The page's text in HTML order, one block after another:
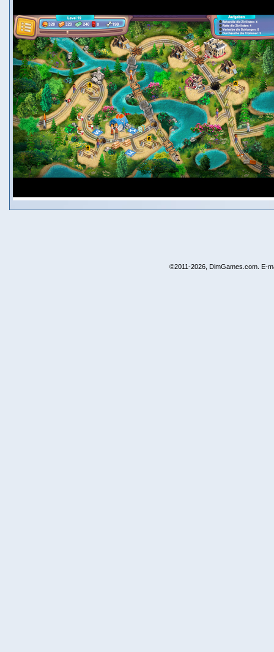
©2011-2026, DimGames.com. E-